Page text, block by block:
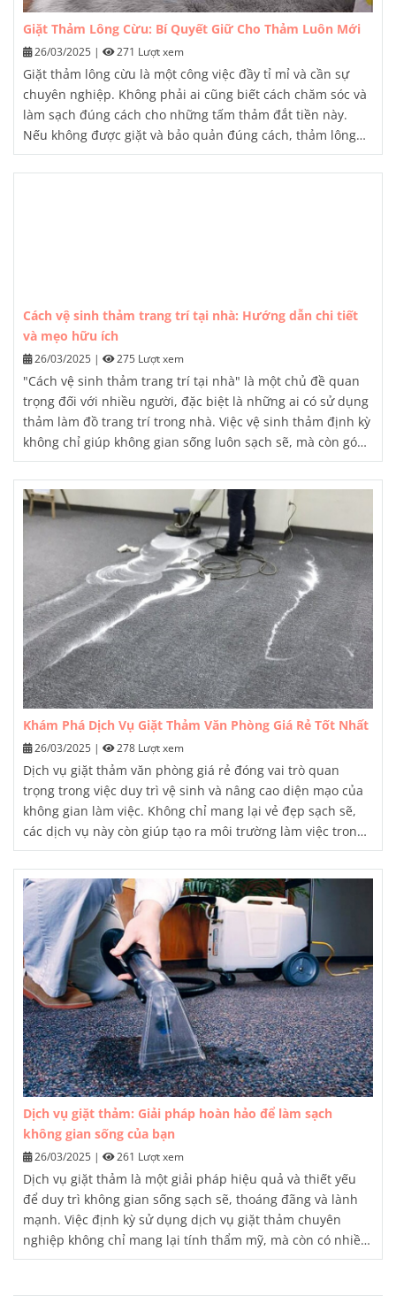
Giặt Thảm Lông Cừu: Bí Quyết Giữ Cho Thảm Luôn Mới
26/03/2025 | 271 Lượt xem
Giặt thảm lông cừu là một công việc đầy tỉ mỉ và cần sự
chuyên nghiệp. Không phải ai cũng biết cách chăm sóc và
làm sạch đúng cách cho những tấm thảm đắt tiền này.
Nếu không được giặt và bảo quản đúng cách, thảm lông
cừu dễ bị hư hại, mất đi sự mềm mại và bông xốp vốn có.
Cách vệ sinh thảm trang trí tại nhà: Hướng dẫn chi tiết
và mẹo hữu ích
26/03/2025 | 275 Lượt xem
"Cách vệ sinh thảm trang trí tại nhà" là một chủ đề quan
trọng đối với nhiều người, đặc biệt là những ai có sử dụng
thảm làm đồ trang trí trong nhà. Việc vệ sinh thảm định kỳ
không chỉ giúp không gian sống luôn sạch sẽ, mà còn góp
phần kéo dài tuổi thọ của thảm và duy trì vẻ đẹp ban đầu.
Trong bài viết này, chúng ta sẽ tìm hiểu chi tiết về các
bước vệ sinh thảm trang trí tại nhà, cùng với những mẹo
hữu ích để đạt hiệu quả tối ưu.
Khám Phá Dịch Vụ Giặt Thảm Văn Phòng Giá Rẻ Tốt Nhất
26/03/2025 | 278 Lượt xem
Dịch vụ giặt thảm văn phòng giá rẻ đóng vai trò quan
trọng trong việc duy trì vệ sinh và nâng cao diện mạo của
không gian làm việc. Không chỉ mang lại vẻ đẹp sạch sẽ,
các dịch vụ này còn giúp tạo ra môi trường làm việc trong
lành, từ đó tăng năng suất và hiệu quả hoạt động của
doanh nghiệp.
Dịch vụ giặt thảm: Giải pháp hoàn hảo để làm sạch
không gian sống của bạn
26/03/2025 | 261 Lượt xem
Dịch vụ giặt thảm là một giải pháp hiệu quả và thiết yếu
để duy trì không gian sống sạch sẽ, thoáng đãng và lành
mạnh. Việc định kỳ sử dụng dịch vụ giặt thảm chuyên
nghiệp không chỉ mang lại tính thẩm mỹ, mà còn có nhiều
lợi ích khác như tăng tuổi thọ của thảm, cải thiện chất